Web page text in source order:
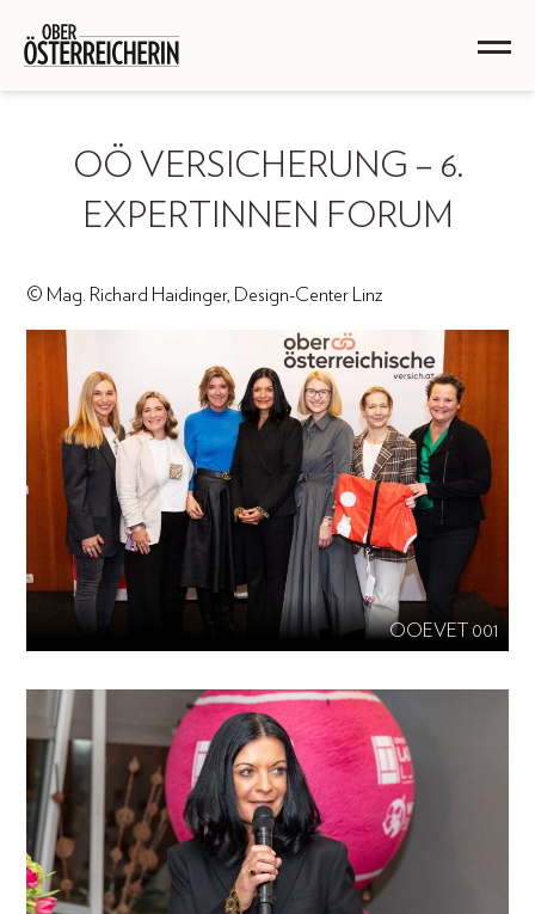
OÖ VERSICHERUNG – 6.
EXPERTINNEN FORUM
© Mag. Richard Haidinger, Design-Center Linz
OOEVET 001